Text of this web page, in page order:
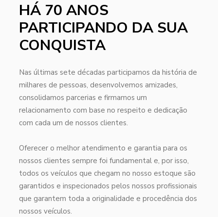
HÁ 70 ANOS
PARTICIPANDO DA SUA
CONQUISTA
Nas últimas sete décadas participamos da história de
milhares de pessoas, desenvolvemos amizades,
consolidamos parcerias e firmamos um
relacionamento com base no respeito e dedicação
com cada um de nossos clientes.
Oferecer o melhor atendimento e garantia para os
nossos clientes sempre foi fundamental e, por isso,
todos os veículos que chegam no nosso estoque são
garantidos e inspecionados pelos nossos profissionais
que garantem toda a originalidade e procedência dos
nossos veículos.